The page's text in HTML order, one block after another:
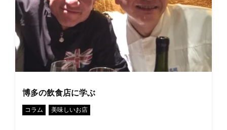
博多の飲食店に学ぶ
コラム 美味しいお店